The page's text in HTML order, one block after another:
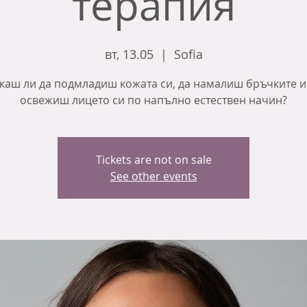
вт, 13.05
  |
Sofia
ли да подмладиш кожата си, да намалиш бръчките
освежиш лицето си по напълно естествен начин?
Tickets are not on sale
See other events